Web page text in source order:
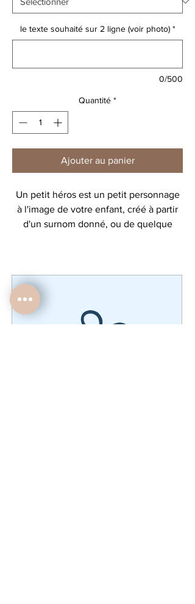
le texte souhaité sur 2 ligne (voir photo) *
0/500
Quantité *
Ajouter au panier
Un petit héros est un petit personnage
à l'image de votre enfant, créé à partir
d'un surnom donné, ou de quelque
ATTENTION design non modifiable